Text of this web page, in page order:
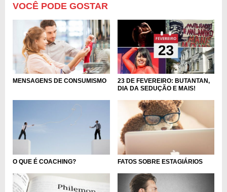
VOCÊ PODE GOSTAR
MENSAGENS DE CONSUMISMO
23 DE FEVEREIRO: BUTANTAN,
DIA DA SEDUÇÃO E MAIS!
O QUE É COACHING? FATOS SOBRE ESTAGIÁRIOS